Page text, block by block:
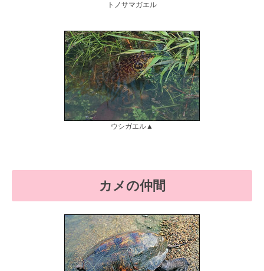
トノサマガエル
ウシガエル▲
カメの仲間